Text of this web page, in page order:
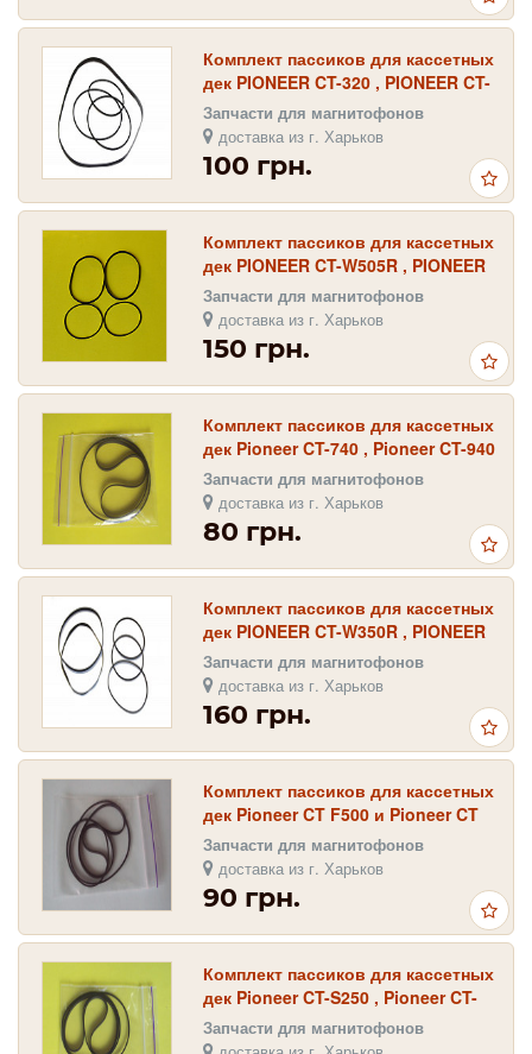
Комплект пассиков для кассетных
дек PIONEER CT-320 , PIONEER CT-
330 , PIONEER CT-340
Запчасти для магнитофонов
доставка из г. Харьков
100 грн.
Комплект пассиков для кассетных
дек PIONEER CT-W505R , PIONEER
CT-W550R , PIONEER CT-W650R
Запчасти для магнитофонов
доставка из г. Харьков
150 грн.
Комплект пассиков для кассетных
дек Pioneer CT-740 , Pioneer CT-940
, Pioneer CT-850
Запчасти для магнитофонов
доставка из г. Харьков
80 грн.
Комплект пассиков для кассетных
дек PIONEER CT-W350R , PIONEER
CT-W355R , PIONEER CT-W455R
Запчасти для магнитофонов
доставка из г. Харьков
160 грн.
Комплект пассиков для кассетных
дек Pioneer CT F500 и Pioneer CT
F505
Запчасти для магнитофонов
доставка из г. Харьков
90 грн.
Комплект пассиков для кассетных
дек Pioneer CT-S250 , Pioneer CT-
S330 , Pioneer CT-S450
Запчасти для магнитофонов